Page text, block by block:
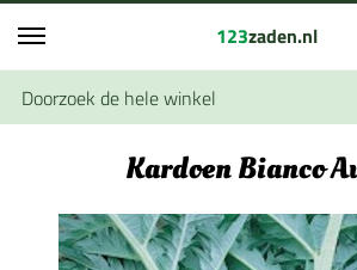
123zaden.nl
Kardoen Bianco